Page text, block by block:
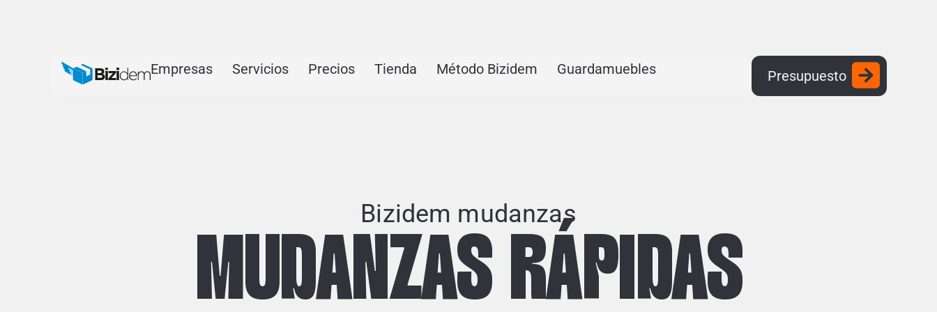
Empresas Servicios Precios Tienda Método Bizidem Guardamuebles Presupuesto
Bizidem mudanzas
MUDANZAS RÁPIDAS